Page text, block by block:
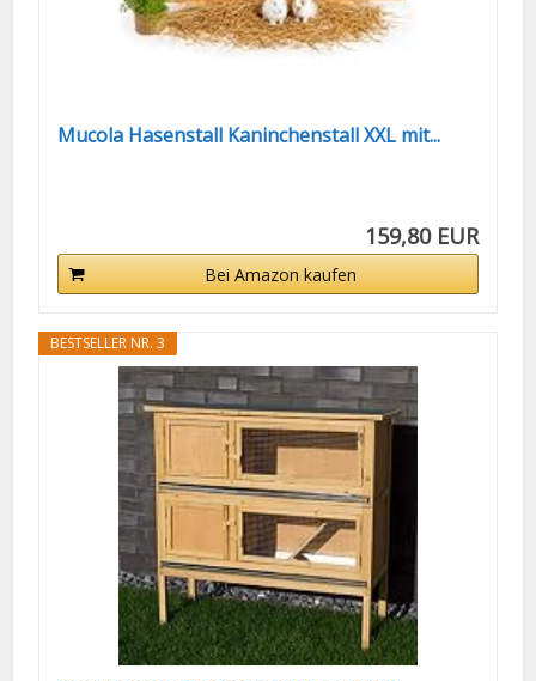
Mucola Hasenstall Kaninchenstall XXL mit...
159,80 EUR
Bei Amazon kaufen
BESTSELLER NR. 3